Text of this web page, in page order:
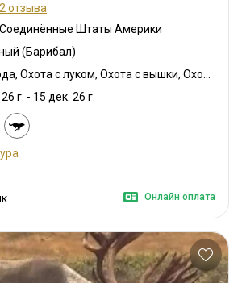
2 отзыва
Штаты Америки
(Барибал)
г. - 15 дек. 26 г.
Онлайн оплата